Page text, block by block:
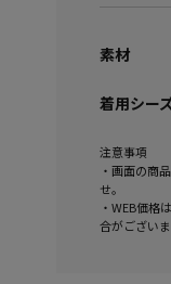
素材
着用シー
注意事項
・画面の商
せ。
・WEB価格
合がございま